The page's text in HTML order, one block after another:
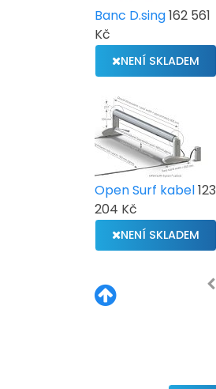
Banc D.sing162 561
Kč
NENÍ SKLADEM
Open Surf kabel123
204 Kč
NENÍ SKLADEM